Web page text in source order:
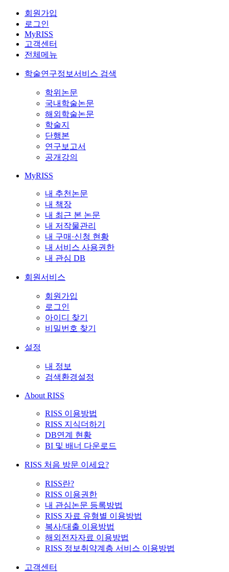
회원가입
로그인
MyRISS
고객센터
전체메뉴
학술연구정보서비스 검색
학위논문
국내학술논문
해외학술논문
학술지
단행본
연구보고서
공개강의
MyRISS
내 추천논문
내 책장
내 최근 본 논문
내 저작물관리
내 구매·신청 현황
내 서비스 사용권한
내 관심 DB
회원서비스
회원가입
로그인
아이디 찾기
비밀번호 찾기
설정
내 정보
검색환경설정
About RISS
RISS 이용방법
RISS 지식더하기
DB연계 현황
BI 및 배너 다운로드
RISS 처음 방문 이세요?
RISS란?
RISS 이용권한
내 관심논문 등록방법
RISS 자료 유형별 이용방법
복사/대출 이용방법
해외전자자료 이용방법
RISS 정보취약계층 서비스 이용방법
고객센터